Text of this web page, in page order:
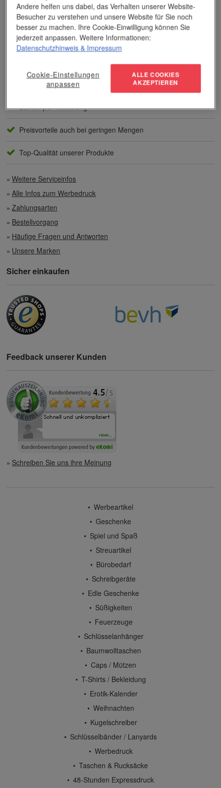
Bereich der Werbemittelveredelung und im Werbeartikel-Markt.
Dieses Wissen kommt unseren Kunden tagtäglich zugute,
insbesondere wenn es um professionellenWerbedruck und
andere Veredelungsverfahren geht.
Individuelle Beratung
Zahlen per Rechnung
Preisvorteile auch bei geringen Mengen
Top-Qualität unserer Produkte
Weitere Serviceinfos
Alle Infos zum Werbedruck
Zahlungsarten
Bestellvorgang
Häufige Fragen und Antworten
Unsere Marken
Sicher einkaufen
Feedback unserer Kunden
Schreiben Sie uns ihre Meinung
Werbeartikel
Geschenke
Spiel und Spaß
Streuartikel
Bürobedarf
Schreibgeräte
Edle Geschenke
Süßigkeiten
Feuerzeuge
Schlüsselanhänger
Baumwolltaschen
Caps / Mützen
T-Shirts / Bekleidung
Erotik-Kalender
Weihnachten
Kugelschreiber
Schlüsselbänder / Lanyards
Werbedruck
Taschen & Rucksäcke
48-Stunden Expressdruck
Andere helfen uns dabei, das Verhalten unserer Website-
Besucher zu verstehen und unsere Website für Sie noch
besser zu machen. Ihre Cookie-Einwilligung können Sie
jederzeit anpassen. Weitere Informationen:
Datenschutzhinweis & Impressum
Cookie-Einstellungen
anpassen
ALLE COOKIES
AKZEPTIEREN